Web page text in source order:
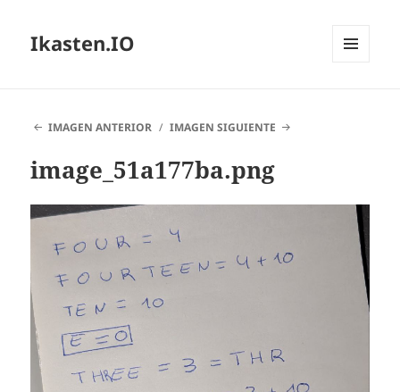
Ikasten.IO
IMAGEN ANTERIOR
IMAGEN SIGUIENTE
image_51a177ba.png